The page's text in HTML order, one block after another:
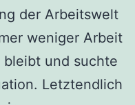
der Arbeitswelt
weniger Arbeit
und suchte
Letztendlich